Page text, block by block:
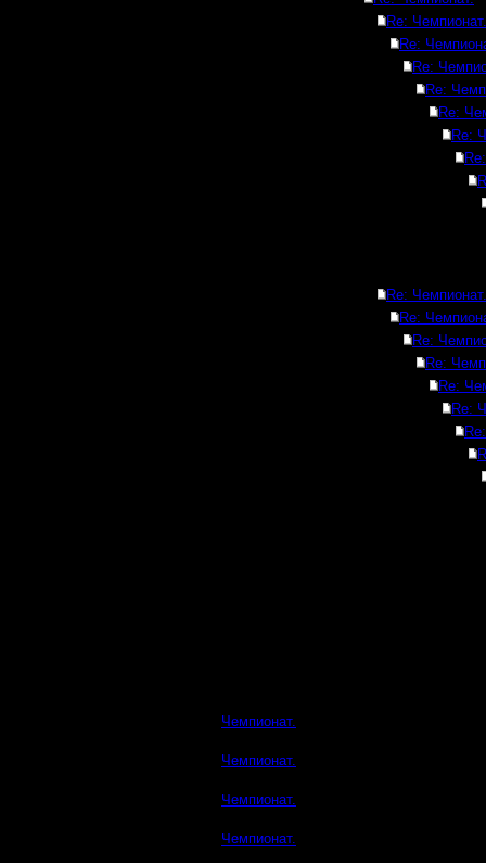
Re: Чемпионат.
Re:
Re:
Re:
Re:
Re:
Re: Чемпионат.
Re:
Re:
Re:
Re:
Re:
Чемпионат.
Чемпионат.
Чемпионат.
Чемпионат.